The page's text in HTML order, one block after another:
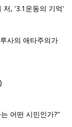
저, '3.1운동의 기억'
사의 애타주의가
어떤 시민인가?"